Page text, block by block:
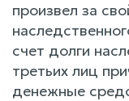
произвел за
счет долги
третьих лиц
денежные